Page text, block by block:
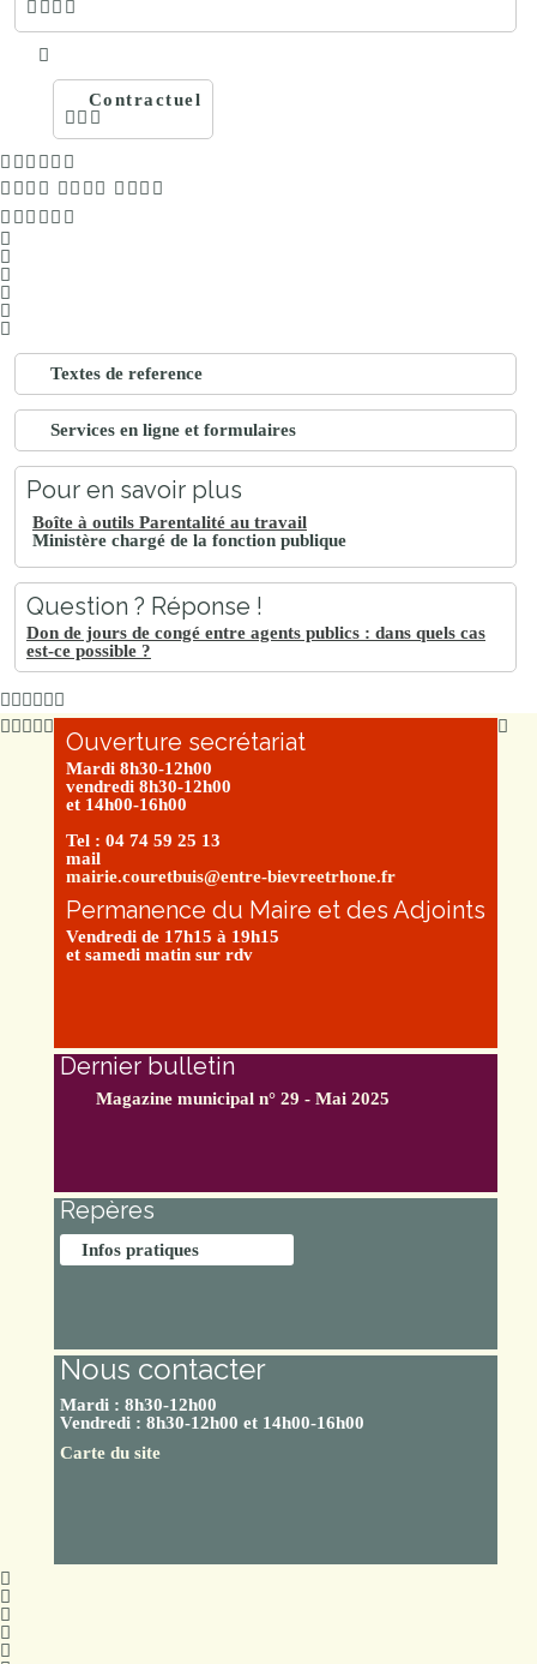
Contractuel
Textes de reference
Services en ligne et formulaires
Pour en savoir plus
Boîte à outils Parentalité au travail
Ministère chargé de la fonction publique
Question ? Réponse !
Don de jours de congé entre agents publics : dans quels cas
est-ce possible ?
Ouverture secrétariat
Mardi 8h30-12h00
vendredi 8h30-12h00
et 14h00-16h00
Tel : 04 74 59 25 13
mail
mairie.couretbuis@entre-bievreetrhone.fr
Permanence du Maire et des Adjoints
Vendredi de 17h15 à 19h15
et samedi matin sur rdv
Dernier bulletin
Magazine municipal n° 29 - Mai 2025
Repères
Infos pratiques
Nous contacter
Mardi : 8h30-12h00
Vendredi : 8h30-12h00 et 14h00-16h00
Carte du site